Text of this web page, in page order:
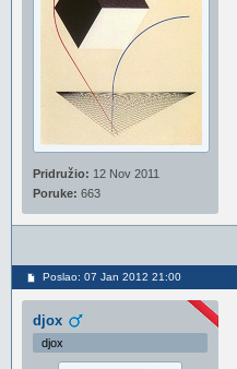
Pridružio: 12 Nov 2011
Poruke: 663
Poslao: 07 Jan 2012 21:00
djox
djox